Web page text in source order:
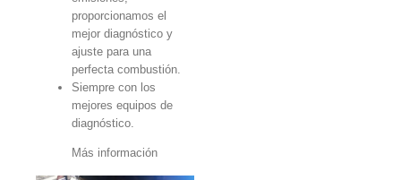
proporcionamos el
mejor diagnóstico y
ajuste para una
perfecta combustión.
Siempre con los
mejores equipos de
diagnóstico.
Más información